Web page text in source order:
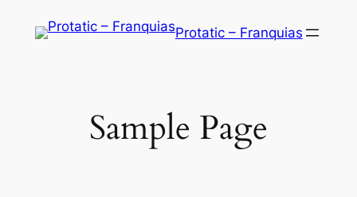
Protatic – Franquias
Sample Page